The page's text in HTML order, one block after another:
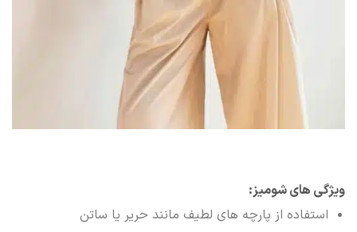
ویژگی های شومیز:
استفاده از پارچه های لطیف مانند حریر یا ساتن